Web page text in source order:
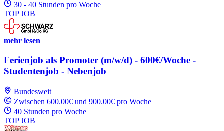
30 - 40 Stunden pro Woche
TOP JOB
mehr lesen
Ferienjob als Promoter (m/w/d) - 600€/Woche -
Studentenjob - Nebenjob
Bundesweit
Zwischen 600.00€ und 900.00€ pro Woche
40 Stunden pro Woche
TOP JOB